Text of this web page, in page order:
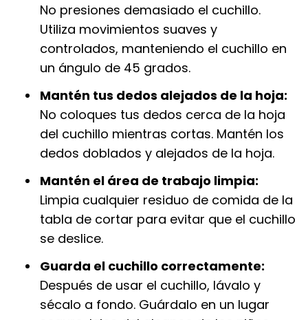
No presiones demasiado el cuchillo.
Utiliza movimientos suaves y
controlados, manteniendo el cuchillo en
un ángulo de 45 grados.
Mantén tus dedos alejados de la hoja:
No coloques tus dedos cerca de la hoja
del cuchillo mientras cortas. Mantén los
dedos doblados y alejados de la hoja.
Mantén el área de trabajo limpia:
Limpia cualquier residuo de comida de la
tabla de cortar para evitar que el cuchillo
se deslice.
Guarda el cuchillo correctamente:
Después de usar el cuchillo, lávalo y
sécalo a fondo. Guárdalo en un lugar